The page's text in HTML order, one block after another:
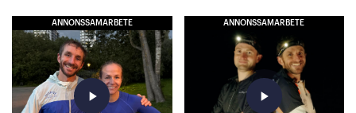
ANNONSSAMARBETE
play_arrow
ANNONSSAMARBETE
play_arrow